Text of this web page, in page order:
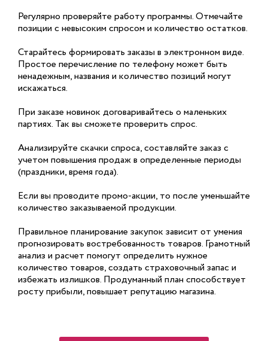
Регулярно проверяйте работу программы. Отмечайте
позиции с невысоким спросом и количество остатков.
Старайтесь формировать заказы в электронном виде.
Простое перечисление по телефону может быть
ненадежным, названия и количество позиций могут
искажаться.
При заказе новинок договаривайтесь о маленьких
партиях. Так вы сможете проверить спрос.
Анализируйте скачки спроса, составляйте заказ с
учетом повышения продаж в определенные периоды
(праздники, время года).
Если вы проводите промо-акции, то после уменьшайте
количество заказываемой продукции.
Правильное планирование закупок зависит от умения
прогнозировать востребованность товаров. Грамотный
анализ и расчет помогут определить нужное
количество товаров, создать страховочный запас и
избежать излишков. Продуманный план способствует
росту прибыли, повышает репутацию магазина.